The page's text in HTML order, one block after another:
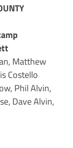
Matthew
Costello
Phil Alvin,
Dave Alvin,